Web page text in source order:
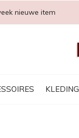
KLEDING
nieuwe item